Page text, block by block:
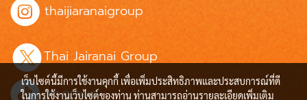
thaijiaranaigroup
Thai Jairanai Group
jrn.group
เว็บไซต์นี้มีการใช้งานคุกกี้ เพื่อเพิ่มประสิทธิภาพและประสบการณ์ที่ดี
ในการใช้งานเว็บไซต์ของท่าน ท่านสามารถอ่านรายละเอียดเพิ่มเติม